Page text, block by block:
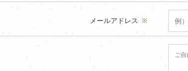
メールアドレス ※